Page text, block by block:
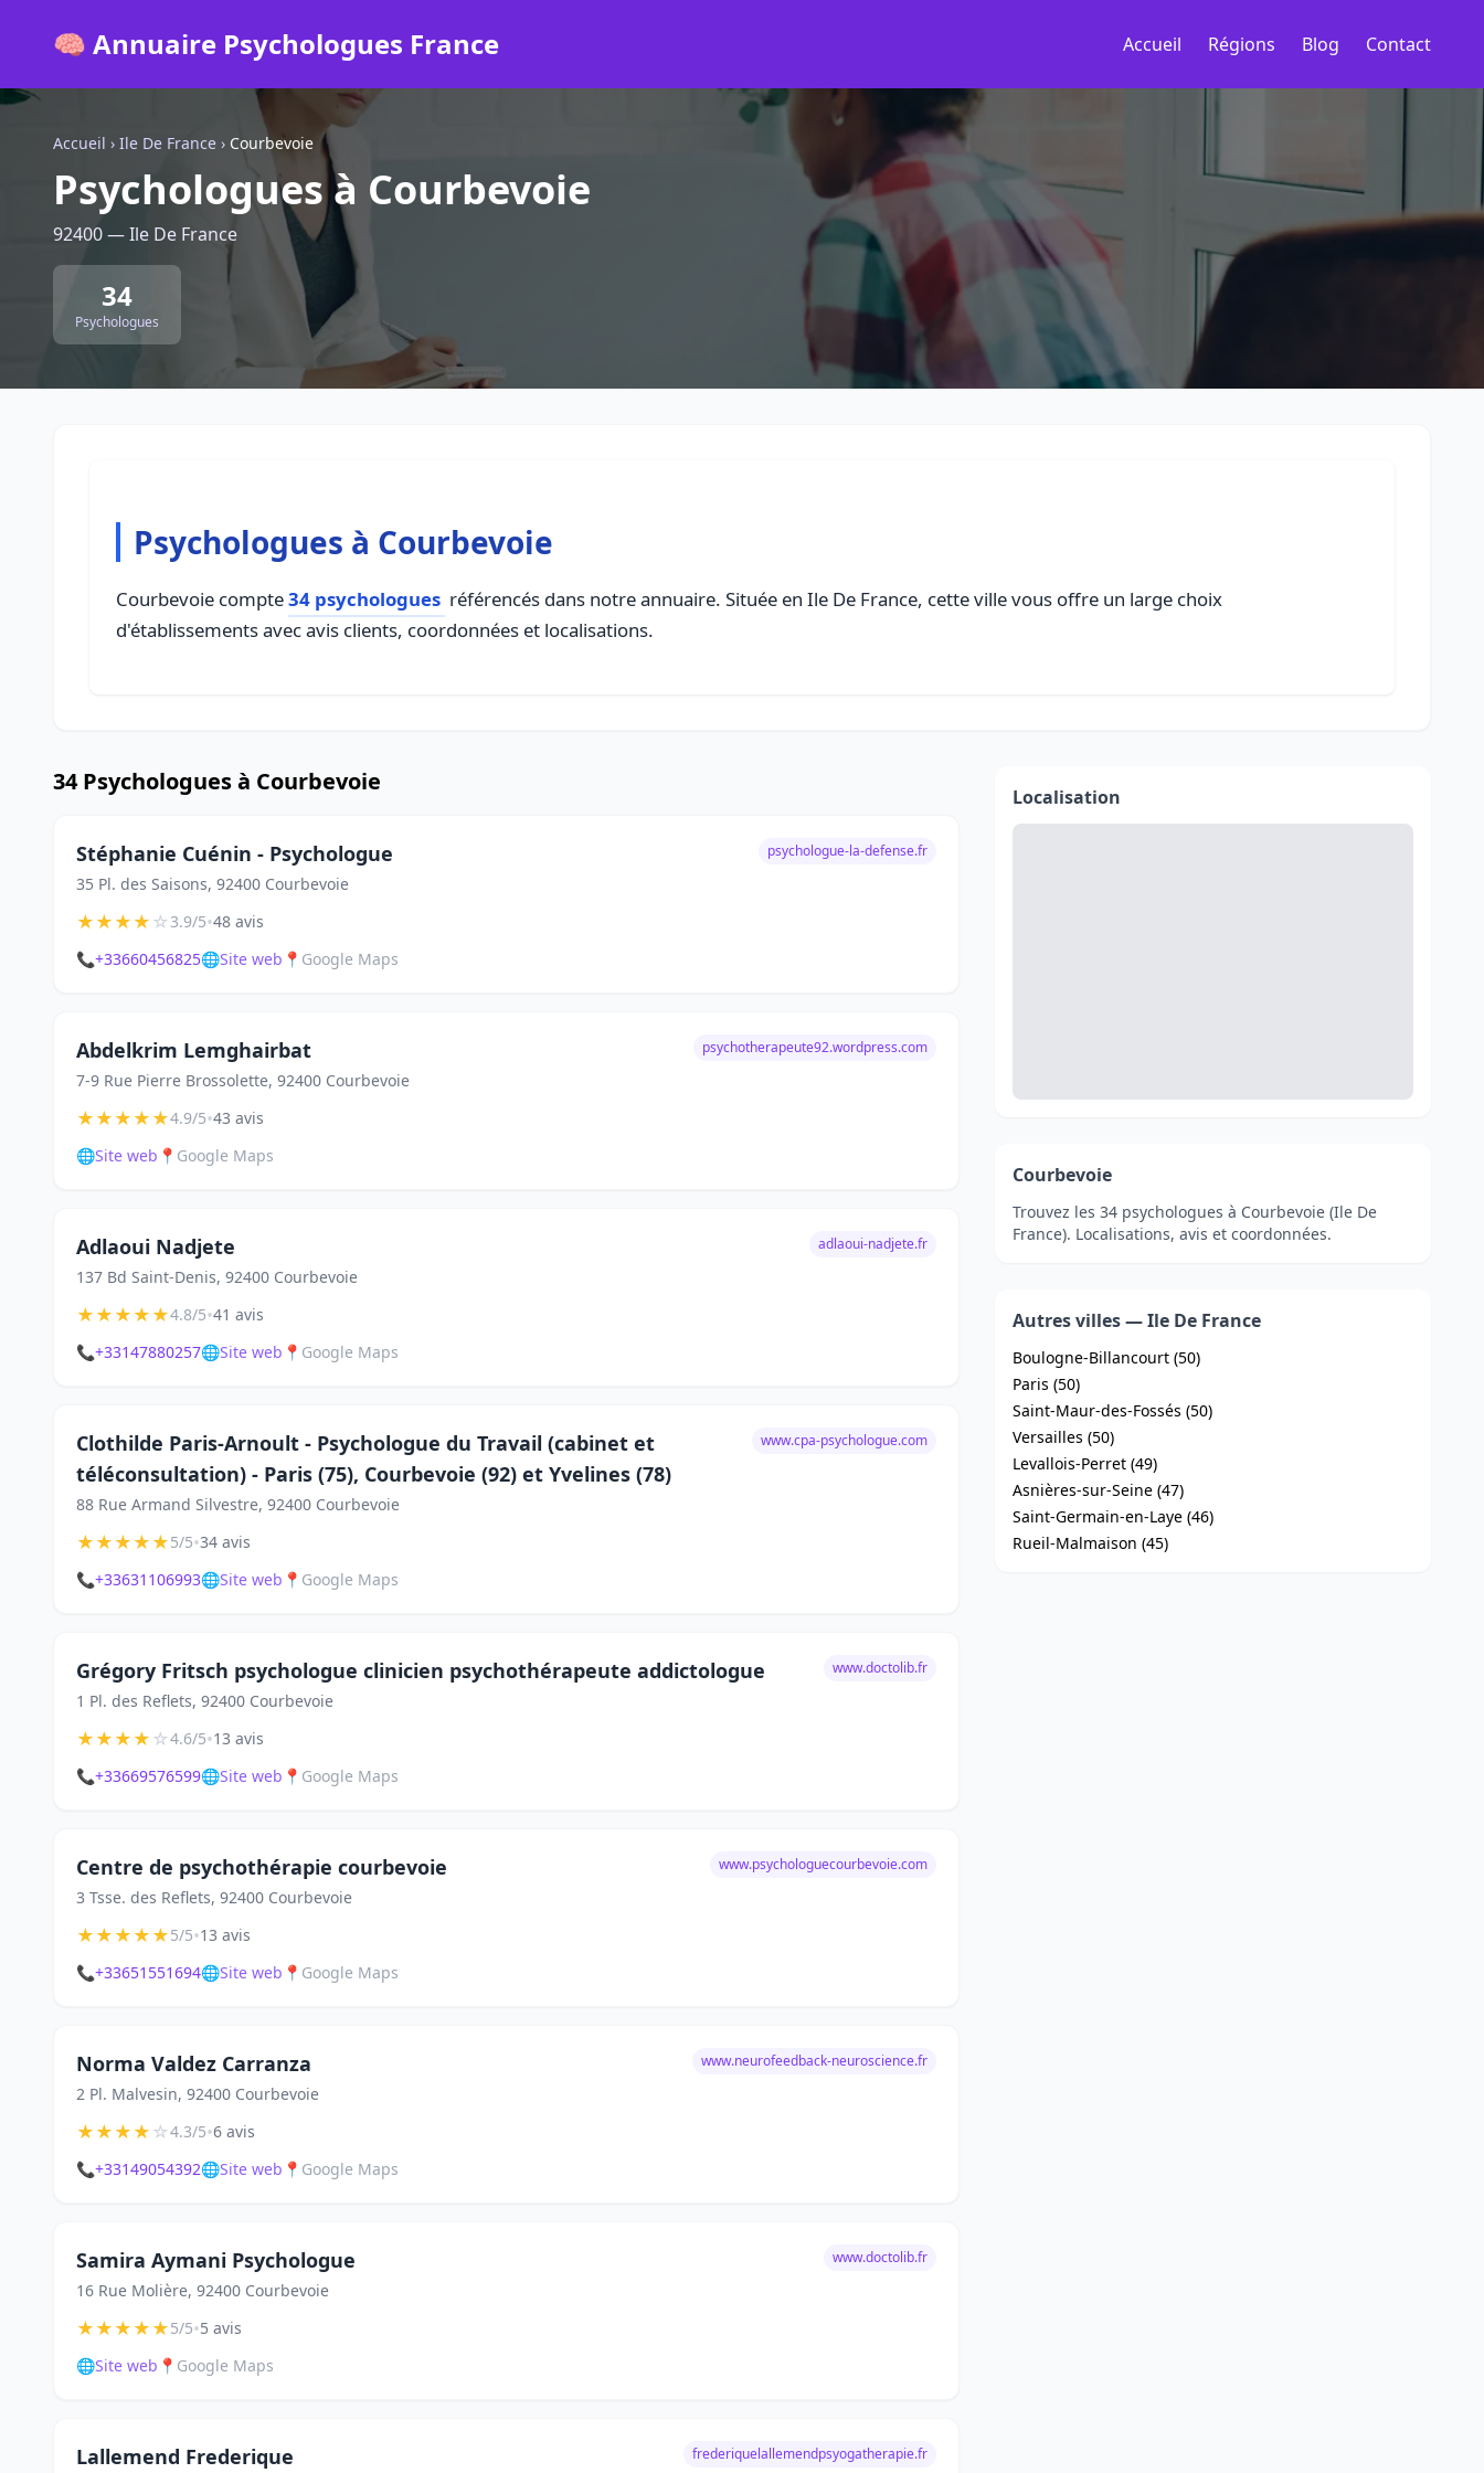
🧠 Annuaire Psychologues France Accueil Régions Blog Contact
Accueil › Ile De France › Courbevoie
Psychologues à Courbevoie
92400 — Ile De France
34
Psychologues
Psychologues à Courbevoie
Courbevoie compte34 psychologues référencés dans notre annuaire. Située en Ile De France, cette ville vous offre un large choix
d'établissements avec avis clients, coordonnées et localisations.
34 Psychologues à Courbevoie
Stéphanie Cuénin - Psychologue
35 Pl. des Saisons, 92400 Courbevoie
psychologue-la-defense.fr
★★★★☆3.9/5•48 avis
📞+33660456825🌐Site web 📍 Google Maps
Abdelkrim Lemghairbat
7-9 Rue Pierre Brossolette, 92400 Courbevoie
psychotherapeute92.wordpress.com
★★★★★4.9/5•43 avis
🌐Site web 📍 Google Maps
Adlaoui Nadjete
137 Bd Saint-Denis, 92400 Courbevoie
adlaoui-nadjete.fr
★★★★★4.8/5•41 avis
📞+33147880257🌐Site web 📍 Google Maps
Clothilde Paris-Arnoult - Psychologue du Travail (cabinet et
téléconsultation) - Paris (75), Courbevoie (92) et Yvelines (78)
88 Rue Armand Silvestre, 92400 Courbevoie
www.cpa-psychologue.com
★★★★★5/5•34 avis
📞+33631106993🌐Site web 📍 Google Maps
Grégory Fritsch psychologue clinicien psychothérapeute addictologue
1 Pl. des Reflets, 92400 Courbevoie
www.doctolib.fr
★★★★☆4.6/5•13 avis
📞+33669576599🌐Site web 📍 Google Maps
Centre de psychothérapie courbevoie
3 Tsse. des Reflets, 92400 Courbevoie
www.psychologuecourbevoie.com
★★★★★5/5•13 avis
📞+33651551694🌐Site web 📍 Google Maps
Norma Valdez Carranza
2 Pl. Malvesin, 92400 Courbevoie
www.neurofeedback-neuroscience.fr
★★★★☆4.3/5•6 avis
📞+33149054392🌐Site web 📍 Google Maps
Samira Aymani Psychologue
16 Rue Molière, 92400 Courbevoie
www.doctolib.fr
★★★★★5/5•5 avis
🌐Site web 📍 Google Maps
Lallemend Frederique frederiquelallemendpsyogatherapie.fr
Localisation
Courbevoie
Trouvez les 34 psychologues à Courbevoie (Ile De
France). Localisations, avis et coordonnées.
Autres villes — Ile De France
Boulogne-Billancourt (50)
Paris (50)
Saint-Maur-des-Fossés (50)
Versailles (50)
Levallois-Perret (49)
Asnières-sur-Seine (47)
Saint-Germain-en-Laye (46)
Rueil-Malmaison (45)